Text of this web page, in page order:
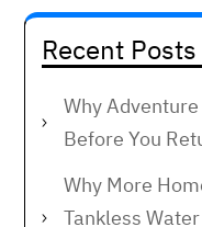
Recent Posts
Why
Before You
Why More
Tankless